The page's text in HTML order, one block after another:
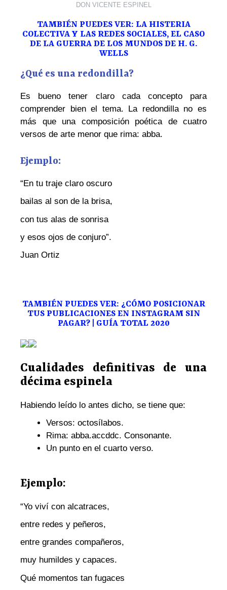
DON VICENTE ESPINEL
TAMBIÉN PUEDES VER: LA HISTERIA
COLECTIVA Y LAS REDES SOCIALES, EL CASO
DE LA GUERRA DE LOS MUNDOS DE H. G.
WELLS
¿Qué es una redondilla?
Es bueno tener claro cada concepto para
comprender bien el tema. La redondilla no es
más que una composición poética de cuatro
versos de arte menor que rima: abba.
Ejemplo:
“En tu traje claro oscuro
bailas al son de la brisa,
con tus alas de sonrisa
y esos ojos de conjuro”.
Juan Ortiz
TAMBIÉN PUEDES VER: ¿CÓMO POSICIONAR
TUS PUBLICACIONES EN INSTAGRAM SIN
PAGAR? | GUÍA TOTAL 2020
Cualidades definitivas de una
décima espinela
Habiendo leído lo antes dicho, se tiene que:
Versos: octosílabos.
Rima: abba.accddc. Consonante.
Un punto en el cuarto verso.
Ejemplo:
“Yo viví con alcatraces,
entre redes y peñeros,
entre grandes compañeros,
muy humildes y capaces.
Qué momentos tan fugaces